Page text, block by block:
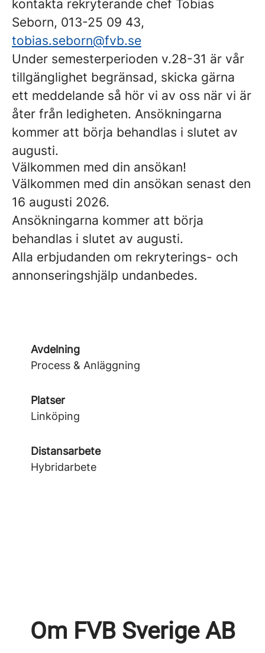
kontakta rekryterande chef Tobias
Seborn, 013-25 09 43,
tobias.seborn@fvb.se
Under semesterperioden v.28-31 är vår
tillgänglighet begränsad, skicka gärna
ett meddelande så hör vi av oss när vi är
åter från ledigheten. Ansökningarna
kommer att börja behandlas i slutet av
augusti.
Välkommen med din ansökan!
Välkommen med din ansökan senast den
16 augusti 2026.
Ansökningarna kommer att börja
behandlas i slutet av augusti.
Alla erbjudanden om rekryterings- och
annonseringshjälp undanbedes.
Avdelning
Process & Anläggning
Platser
Linköping
Distansarbete
Hybridarbete
Om FVB Sverige AB